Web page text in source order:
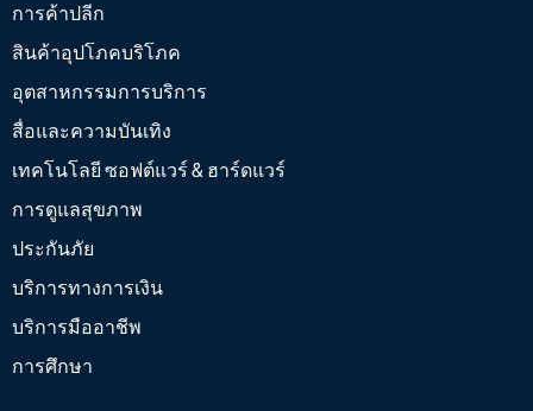
การค้าปลีก
สินค้าอุปโภคบริโภค
อุตสาหกรรมการบริการ
สื่อและความบันเทิง
เทคโนโลยี ซอฟต์แวร์ & ฮาร์ดแวร์
การดูแลสุขภาพ
ประกันภัย
บริการทางการเงิน
บริการมืออาชีพ
การศึกษา